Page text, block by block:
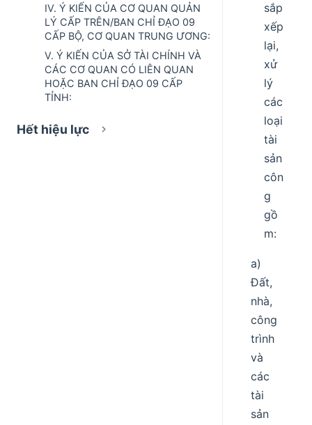
IV. Ý KIẾN CỦA CƠ QUAN QUẢN
LÝ CẤP TRÊN/BAN CHỈ ĐẠO 09
CẤP BỘ, CƠ QUAN TRUNG ƯƠNG:
V. Ý KIẾN CỦA SỞ TÀI CHÍNH VÀ
CÁC CƠ QUAN CÓ LIÊN QUAN
HOẶC BAN CHỈ ĐẠO 09 CẤP
TỈNH:
Hết hiệu lực
sắp
xếp
lại,
xử
lý
các
loại
tài
sản
côn
g
gồ
m:
a)
Đất,
nhà,
công
trình
và
các
tài
sản